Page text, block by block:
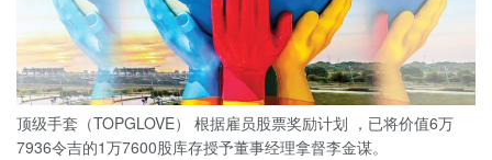
顶级手套（TOPGLOVE） 根据雇员股票奖励计划 ，已将价值6万
7936令吉的1万7600股库存授予董事经理拿督李金谋。